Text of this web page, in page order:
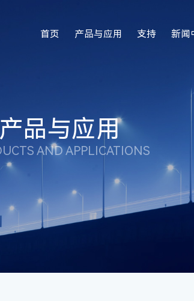
首页 产品与应用 支持 新闻
产品与应用
AND APPLICATIONS